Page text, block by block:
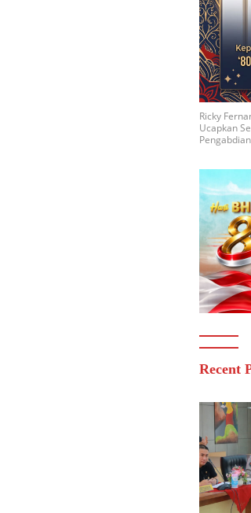
Ricky
Ucapkan
Recent